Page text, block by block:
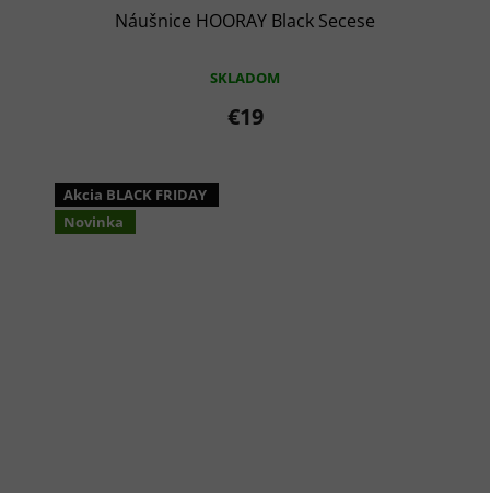
Náušnice HOORAY Black Secese
SKLADOM
€19
Akcia BLACK FRIDAY
Novinka